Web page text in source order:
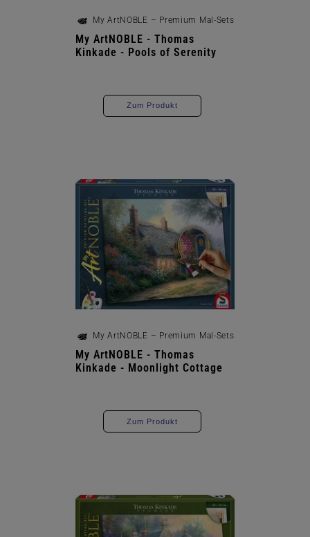
My ArtNOBLE – Premium Mal-Sets
My ArtNOBLE - Thomas
Kinkade - Pools of Serenity
Zum Produkt
My ArtNOBLE – Premium Mal-Sets
My ArtNOBLE - Thomas
Kinkade - Moonlight Cottage
Zum Produkt